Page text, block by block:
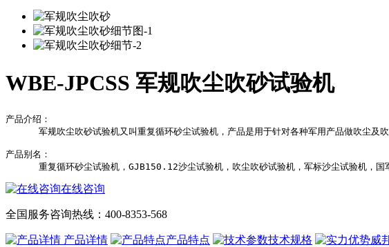
WBE-JPCSS 军规吹尘吹砂试验机
产品介绍：
军规吹尘吹砂试验机又叫重复循环砂尘试验机，产品是用于针对各种军用产品做吹尘及
产品别名：
在线咨询
全国服务咨询热线： 400-8353-568
产品详情 产品特点 技术规格 威